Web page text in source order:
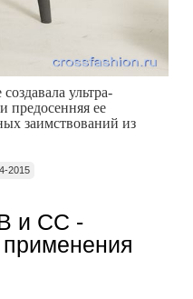
ультра-
предосенняя ее
заимствований из
2015
и СС -